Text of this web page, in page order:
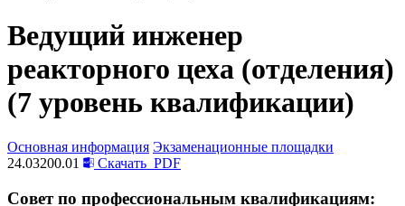
Ведущий инженер
реакторного цеха (отделения)
(7 уровень квалификации)
Основная информация Экзаменационные площадки
24.03200.01
Скачать PDF
Совет по профессиональным квалификациям: